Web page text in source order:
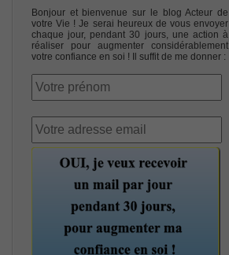
Bonjour et bienvenue sur le blog Acteur de
votre Vie ! Je serai heureux de vous envoyer
chaque jour, pendant 30 jours, une action à
réaliser pour augmenter considérablement
votre confiance en soi ! Il suffit de me donner :